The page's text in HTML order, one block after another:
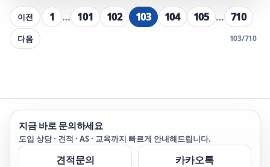
비앤케이 2120C 2120C비
엔케이 비엔케이 2120C
2125C 2125C BK BK
2125C 2125C B&K B&K
2125C 2125C 비케이 비케
2160C 2160C BK BK
2160C 2160C B&K B&K
2160C 2160C 비케이 비케
이 2160C 2160C 비앤케이
비앤케이 2160C 2160C 비
엔케이 비엔케이 2160C
비앤케이 2120C 2120C비
엔케이 비엔케이 2120C
2125C 2125C BK BK
2160C 2160C BK BK
2160C 2160C B&K B&K
비앤케이 2160C 2160C 비
엔케이 비엔케이 2160C
이전 1 … 101 102 103 104 105 … 710
다음 103/710
지금 바로 문의하세요
도입 상담 · 견적 · AS · 교육까지 빠르게 안내해드립니다.
견적문의 카카오톡